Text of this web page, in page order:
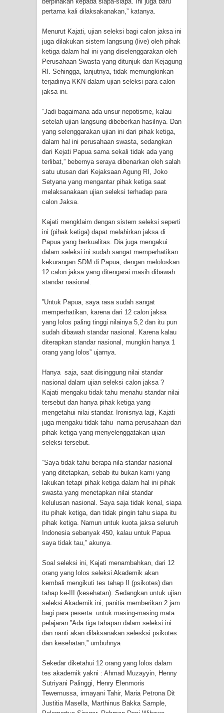
Anniversary in Makassar
Presenter TVRI Papua Barat Yanto
Idorway Masih Hilang
pertama kali dilaksakanakan,” katanya.
Menurut Kajati, ujian seleksi bagi calon jaksa ini
juga dilakukan sistem langsung (live) oleh pihak
ketiga dalam hal ini yang diselenggarakan oleh
Perusahaan Swasta yang ditunjuk dari Kejagung
RI. Sehingga, lanjutnya, tidak memungkinkan
terjadinya KKN dalam ujian seleksi para calon
jaksa ini.
”Jadi bagaimana ada unsur nepotisme, kalau
setelah ujian langsung dibeberkan hasilnya. Dan
yang selenggarakan ujian ini dari pihak ketiga,
dalam hal ini perusahaan swasta, sedangkan
dari Kejati Papua sama sekali tidak ada yang
terlibat,” bebernya seraya dibenarkan oleh salah
satu utusan dari Kejaksaan Agung RI, Joko
Setyana yang mengantar pihak ketiga saat
melaksanakaan ujian seleksi terhadap para
calon Jaksa.
Kajati mengklaim dengan sistem seleksi seperti
ini (pihak ketiga) dapat melahirkan jaksa di
Papua yang berkualitas. Dia juga mengakui
dalam seleksi ini sudah sangat memperhatikan
kekurangan SDM di Papua, dengan meloloskan
12 calon jaksa yang ditengarai masih dibawah
standar nasional.
”Untuk Papua, saya rasa sudah sangat
memperhatikan, karena dari 12 calon jaksa
yang lolos paling tinggi nilainya 5,2 dan itu pun
sudah dibawah standar nasional. Karena kalau
diterapkan standar nasional, mungkin hanya 1
orang yang lolos” ujarnya.
Hanya saja, saat disinggung nilai standar
nasional dalam ujian seleksi calon jaksa ?
Kajati mengaku tidak tahu menahu standar nilai
tersebut dan hanya pihak ketiga yang
mengetahui nilai standar. Ironisnya lagi, Kajati
juga mengaku tidak tahu nama perusahaan dari
pihak ketiga yang menyelenggatakan ujian
seleksi tersebut.
”Saya tidak tahu berapa nila standar nasional
yang ditetapkan, sebab itu bukan kami yang
lakukan tetapi pihak ketiga dalam hal ini pihak
swasta yang menetapkan nilai standar
kelulusan nasional. Saya saja tidak kenal, siapa
itu pihak ketiga, dan tidak pingin tahu siapa itu
pihak ketiga. Namun untuk kuota jaksa seluruh
Indonesia sebanyak 450, kalau untuk Papua
saya tidak tau,” akunya.
Soal seleksi ini, Kajati menambahkan, dari 12
orang yang lolos seleksi Akademik akan
kembali mengikuti tes tahap II (psikotes) dan
tahap ke-III (kesehatan). Sedangkan untuk ujian
seleksi Akademik ini, panitia memberikan 2 jam
bagi para peserta untuk masing-masing mata
pelajaran.”Ada tiga tahapan dalam seleksi ini
dan nanti akan dilaksanakan selesksi psikotes
dan kesehatan,” umbuhnya
Sekedar diketahui 12 orang yang lolos dalam
tes akademik yakni : Ahmad Muzayyin, Henny
Sutriyani Palinggi, Henry Elenmoris
Tewernussa, irmayani Tahir, Maria Petrona Dit
Justitia Masella, Marthinus Bakka Sample,